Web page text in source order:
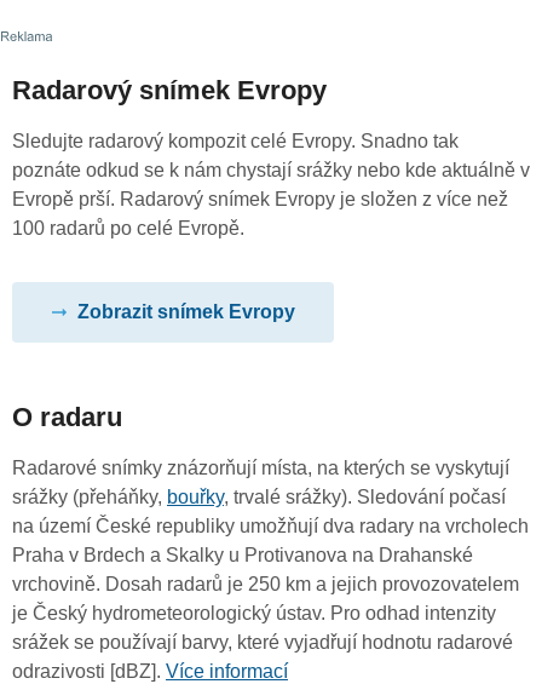
Radarový snímek Evropy
Sledujte radarový kompozit celé Evropy. Snadno tak
poznáte odkud se k nám chystají srážky nebo kde aktuálně v
Evropě prší. Radarový snímek Evropy je složen z více než
100 radarů po celé Evropě.
Zobrazit snímek Evropy
O radaru
Radarové snímky znázorňují místa, na kterých se vyskytují
srážky (přeháňky, bouřky, trvalé srážky). Sledování počasí
na území České republiky umožňují dva radary na vrcholech
Praha v Brdech a Skalky u Protivanova na Drahanské
vrchovině. Dosah radarů je 250 km a jejich provozovatelem
je Český hydrometeorologický ústav. Pro odhad intenzity
srážek se používají barvy, které vyjadřují hodnotu radarové
odrazivosti [dBZ]. Více informací